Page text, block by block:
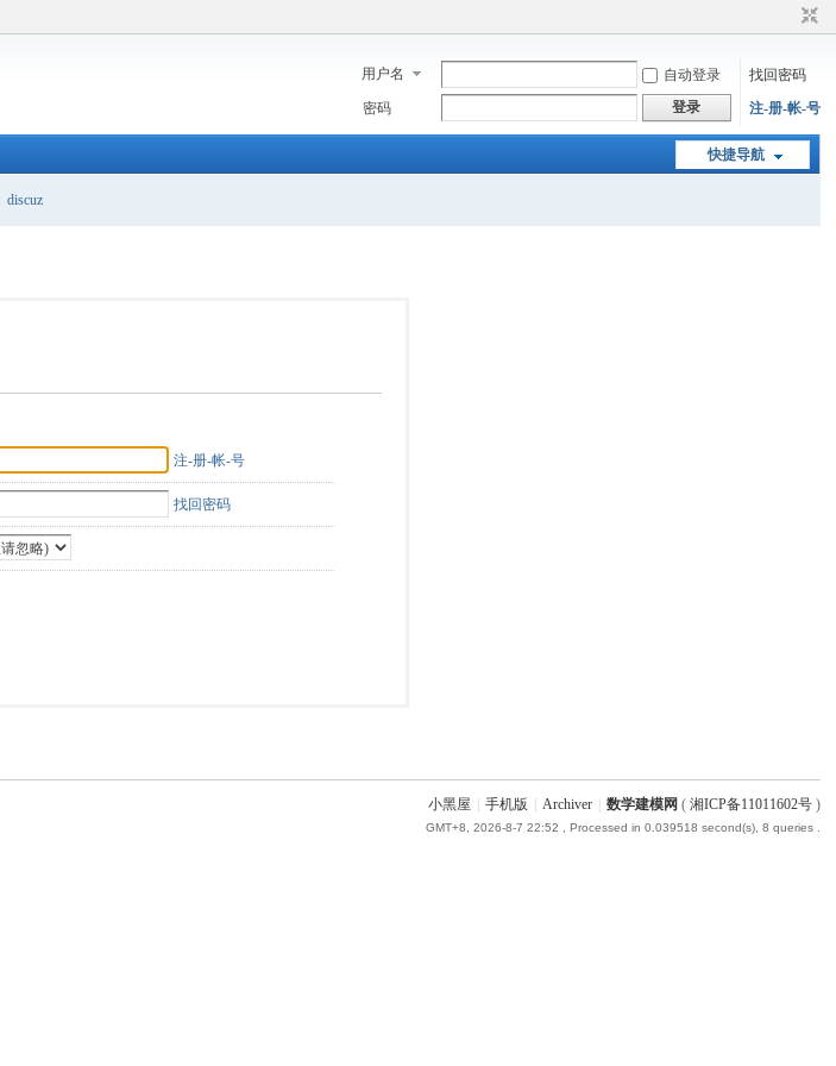
用户名 自动登录
找回密码
密码
登录 注-册-帐-号
快捷导航
discuz
注-册-帐-号
找回密码
小黑屋 手机版 Archiver 数学建模网 ( 湘ICP备11011602号)
GMT+8, 2026-8-7 22:52 , Processed in 0.039518 second(s), 8 queries .